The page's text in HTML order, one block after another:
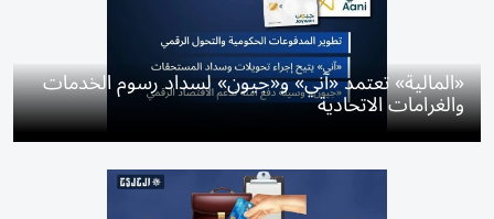
«المالية» تعتمد «آني» و«جيون» لسداد رسوم الخدمات
والغرامات الاتحادية